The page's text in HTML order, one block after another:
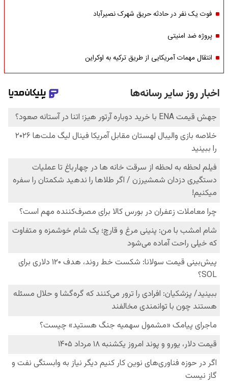
فوت یک نفر در حادثه حریق شهرک نصیرآباد
پروژه ضد امنیتی
انتقال مهمات آمریکایی از طریق ترکیه به اوکراین